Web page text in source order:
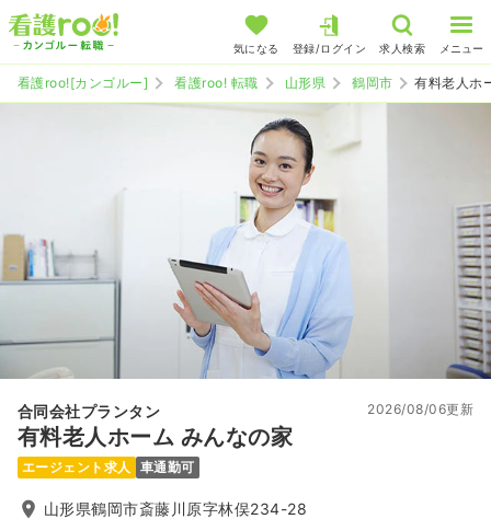
気になる 登録/ログイン 求人検索 メニュー
看護roo![カンゴルー] 看護roo! 転職 山形県 鶴岡市 有料老人ホ
合同会社プランタン
有料老人ホーム みんなの家
2026/08/06更新
エージェント求人 車通勤可
山形県鶴岡市斎藤川原字林俣234-28